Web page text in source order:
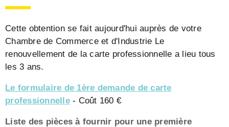
Cette obtention se fait aujourd'hui auprès de votre
Chambre de Commerce et d'Industrie Le
renouvellement de la carte professionnelle a lieu tous
les 3 ans.
Le formulaire de 1ère demande de carte
professionnelle - Coût 160 €
Liste des pièces à fournir pour une première